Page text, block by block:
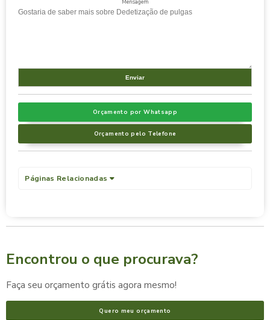
Mensagem
Orçamento por Whatsapp
Orçamento pelo Telefone
Páginas Relacionadas
Encontrou o que procurava?
Faça seu orçamento grátis agora mesmo!
Quero meu orçamento